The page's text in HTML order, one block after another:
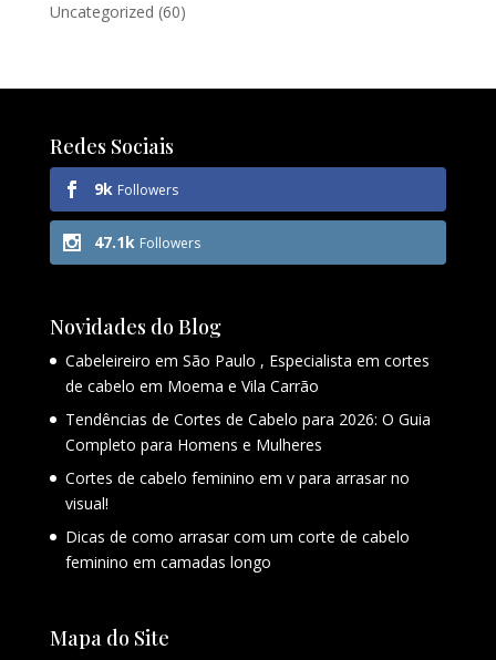
Uncategorized (60)
Redes Sociais
9k Followers
47.1k Followers
Novidades do Blog
Cabeleireiro em São Paulo , Especialista em cortes
de cabelo em Moema e Vila Carrão
Tendências de Cortes de Cabelo para 2026: O Guia
Completo para Homens e Mulheres
Cortes de cabelo feminino em v para arrasar no
visual!
Dicas de como arrasar com um corte de cabelo
feminino em camadas longo
Mapa do Site